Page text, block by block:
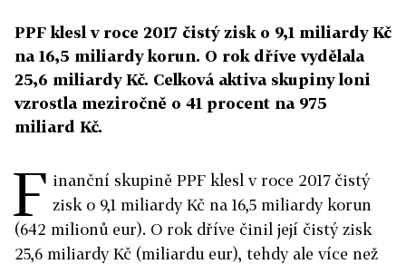
PPF klesl v roce 2017 čistý zisk o 9,1 miliardy Kč
na 16,5 miliardy korun. O rok dříve vydělala
25,6 miliardy Kč. Celková aktiva skupiny loni
vzrostla meziročně o 41 procent na 975
miliard Kč.
F inanční skupině PPF klesl v roce 2017 čistý
zisk o 9,1 mi­liardy Kč na 16,5 miliardy korun
(642 milionů eur). O rok dříve činil její čistý zisk
25,6 mi­liardy Kč (miliardu eur), tehdy ale více než